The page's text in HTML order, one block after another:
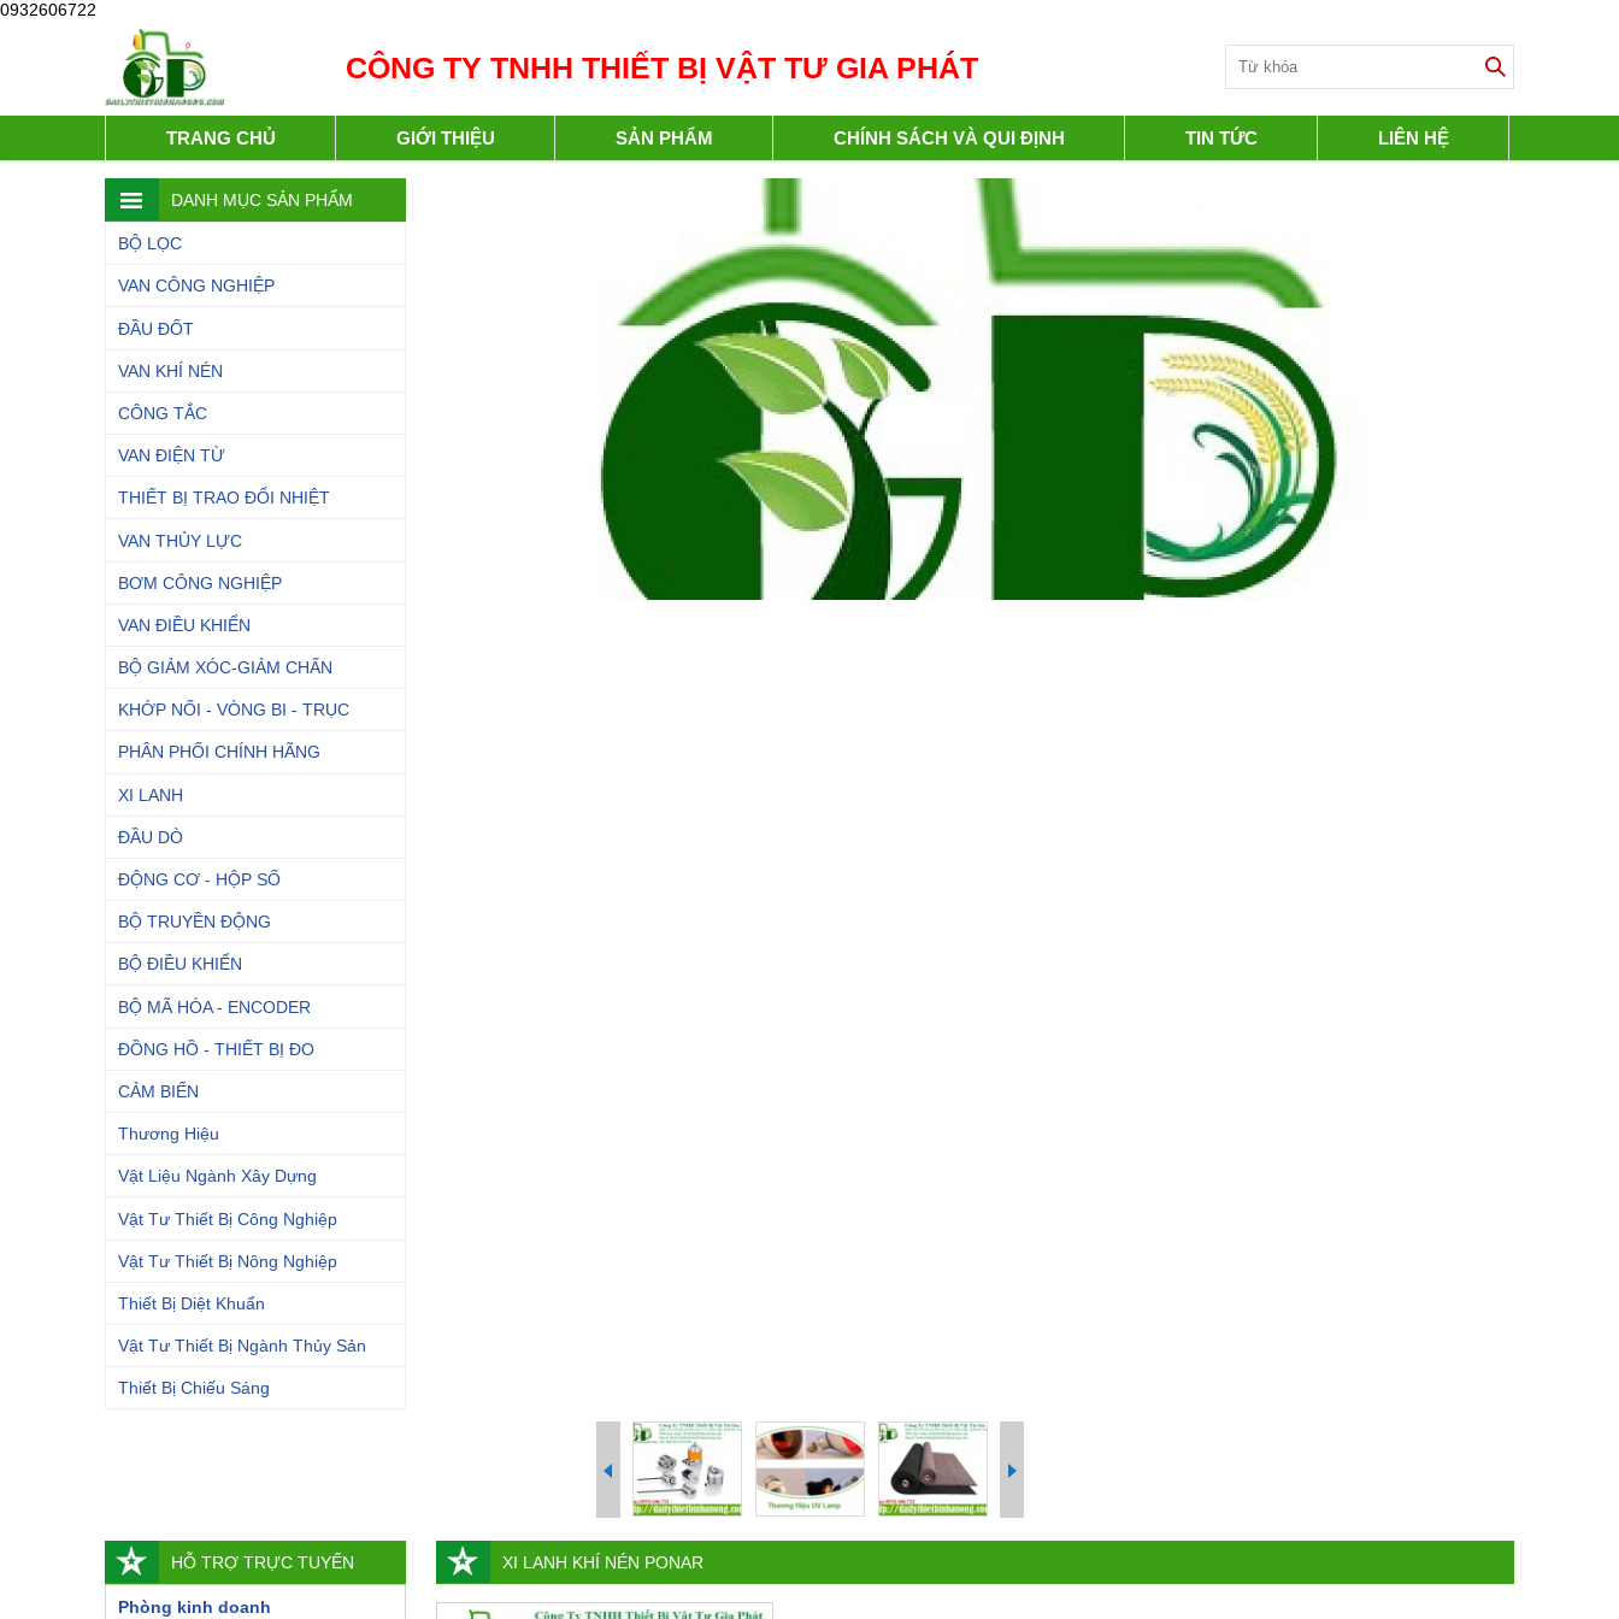
0932606722
CÔNG TY TNHH THIẾT BỊ VẬT TƯ GIA PHÁT
TRANG CHỦ GIỚI THIỆU SẢN PHẨM CHÍNH SÁCH VÀ QUI ĐỊNH TIN TỨC LIÊN HỆ
DANH MỤC SẢN PHẨM
BỘ LỌC
VAN CÔNG NGHIỆP
ĐẦU ĐỐT
VAN KHÍ NÉN
CÔNG TẮC
VAN ĐIỆN TỪ
THIẾT BỊ TRAO ĐỔI NHIỆT
VAN THỦY LỰC
BƠM CÔNG NGHIỆP
VAN ĐIỀU KHIỂN
BỘ GIẢM XÓC-GIẢM CHẤN
KHỚP NỐI - VÒNG BI - TRỤC
PHÂN PHỐI CHÍNH HÃNG
XI LANH
ĐẦU DÒ
ĐỘNG CƠ - HỘP SỐ
BỘ TRUYỀN ĐỘNG
BỘ ĐIỀU KHIỂN
BỘ MÃ HÓA - ENCODER
ĐỒNG HỒ - THIẾT BỊ ĐO
CẢM BIẾN
Thương Hiệu
Vật Liệu Ngành Xây Dựng
Vật Tư Thiết Bị Công Nghiệp
Vật Tư Thiết Bị Nông Nghiệp
Thiết Bị Diệt Khuẩn
Vật Tư Thiết Bị Ngành Thủy Sản
Thiết Bị Chiếu Sáng
HỖ TRỢ TRỰC TUYẾN
Phòng kinh doanh
XI LANH KHÍ NÉN PONAR